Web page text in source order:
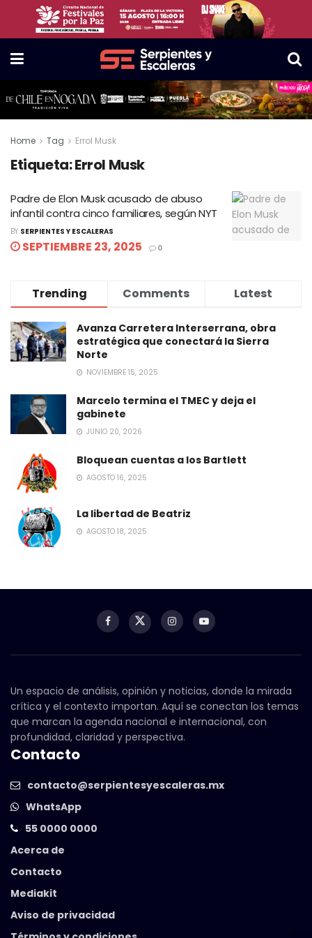
Home Tag Errol Musk
Etiqueta:Errol Musk
Padre de Elon Musk acusado de abuso
infantil contra cinco familiares, según NYT
BY SERPIENTES Y ESCALERAS
SEPTIEMBRE 23, 2025 0
Trending Comments Latest
Avanza Carretera Interserrana, obra
estratégica que conectará la Sierra
Norte
NOVIEMBRE 15, 2025
Marcelo termina el TMEC y deja el
gabinete
JUNIO 20, 2026
Bloquean cuentas a los Bartlett
AGOSTO 16, 2025
La libertad de Beatriz
AGOSTO 18, 2025
Un espacio de análisis, opinión y noticias, donde la mirada
crítica y el contexto importan. Aquí se conectan los temas
que marcan la agenda nacional e internacional, con
profundidad, claridad y perspectiva.
Contacto
contacto@serpientesyescaleras.mx
WhatsApp
55 0000 0000
Acerca de
Contacto
Mediakit
Aviso de privacidad